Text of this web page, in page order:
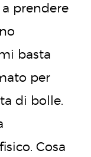
prendere
basta
per
di bolle.
Cosa